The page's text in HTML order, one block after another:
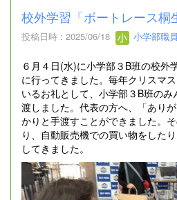
校外学習「ボートレース桐
投稿日時 : 2025/06/18 小学部職員
６月４日(水)に小学部３B班の校外
に行ってきました。毎年クリスマ
いるお礼として、小学部３B班の
渡しました。代表の方へ、「あり
かりと手渡すことができました。
り、自動販売機での買い物をした
してきました。